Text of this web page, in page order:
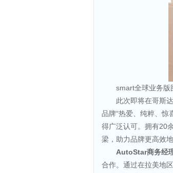
smart全球业务版
此次即将在哥斯
品牌“热爱、纯粹、惊
得广泛认可。拥有20
梁，助力品牌更高效
AutoStar商务经
合作。通过在拉美地